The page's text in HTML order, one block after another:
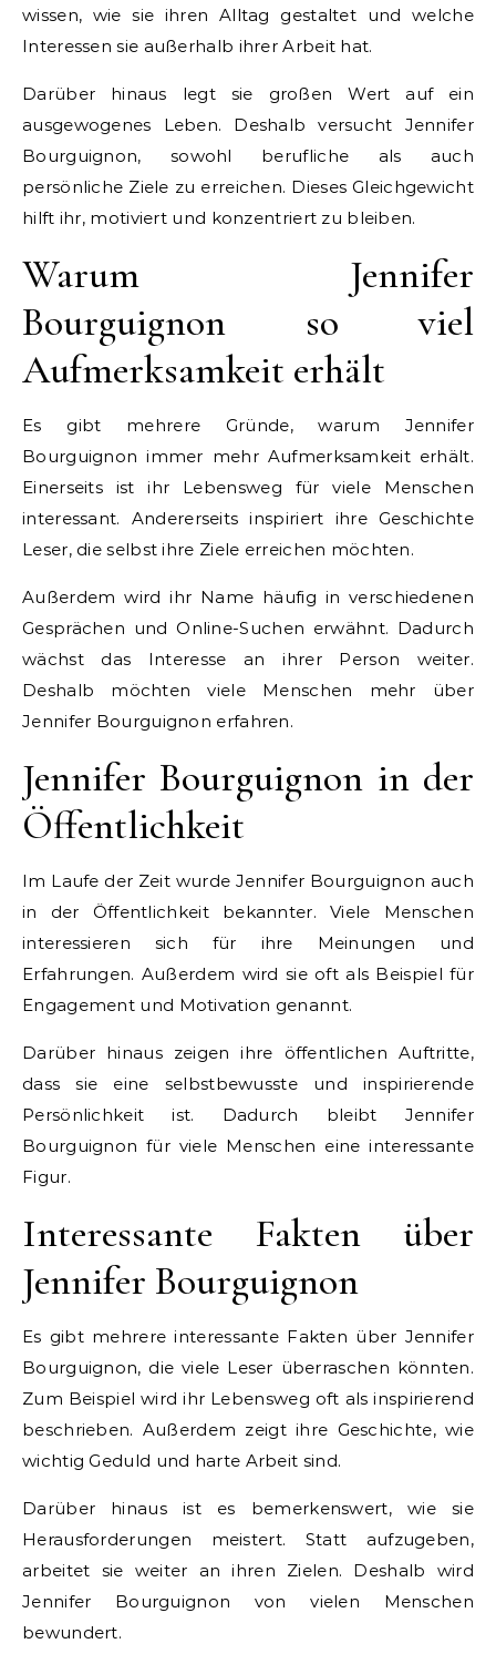
wissen, wie sie ihren Alltag gestaltet und welche
Interessen sie außerhalb ihrer Arbeit hat.
Darüber hinaus legt sie großen Wert auf ein
ausgewogenes Leben. Deshalb versucht Jennifer
Bourguignon, sowohl berufliche als auch
persönliche Ziele zu erreichen. Dieses Gleichgewicht
hilft ihr, motiviert und konzentriert zu bleiben.
Warum Jennifer
Bourguignon so viel
Aufmerksamkeit erhält
Es gibt mehrere Gründe, warum Jennifer
Bourguignon immer mehr Aufmerksamkeit erhält.
Einerseits ist ihr Lebensweg für viele Menschen
interessant. Andererseits inspiriert ihre Geschichte
Leser, die selbst ihre Ziele erreichen möchten.
Außerdem wird ihr Name häufig in verschiedenen
Gesprächen und Online-Suchen erwähnt. Dadurch
wächst das Interesse an ihrer Person weiter.
Deshalb möchten viele Menschen mehr über
Jennifer Bourguignon erfahren.
Jennifer Bourguignon in der
Öffentlichkeit
Im Laufe der Zeit wurde Jennifer Bourguignon auch
in der Öffentlichkeit bekannter. Viele Menschen
interessieren sich für ihre Meinungen und
Erfahrungen. Außerdem wird sie oft als Beispiel für
Engagement und Motivation genannt.
Darüber hinaus zeigen ihre öffentlichen Auftritte,
dass sie eine selbstbewusste und inspirierende
Persönlichkeit ist. Dadurch bleibt Jennifer
Bourguignon für viele Menschen eine interessante
Figur.
Interessante Fakten über
Jennifer Bourguignon
Es gibt mehrere interessante Fakten über Jennifer
Bourguignon, die viele Leser überraschen könnten.
Zum Beispiel wird ihr Lebensweg oft als inspirierend
beschrieben. Außerdem zeigt ihre Geschichte, wie
wichtig Geduld und harte Arbeit sind.
Darüber hinaus ist es bemerkenswert, wie sie
Herausforderungen meistert. Statt aufzugeben,
arbeitet sie weiter an ihren Zielen. Deshalb wird
Jennifer Bourguignon von vielen Menschen
bewundert.